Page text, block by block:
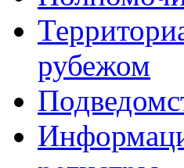
рубежом